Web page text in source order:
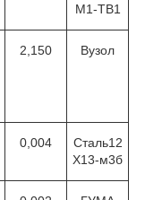
М1-ТВ1
2,150 Вузол
0,004
Сталь12
Х13-м3б